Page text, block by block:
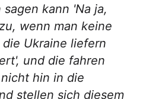
sagen kann 'Na ja,
wenn man keine
Ukraine liefern
und die fahren
hin in die
stellen sich diesem